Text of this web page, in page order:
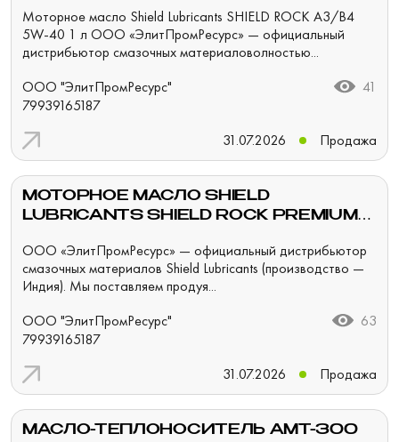
Моторное масло Shield Lubricants SHIELD ROCK A3/B4
5W-40 1 л ООО «ЭлитПромРесурс» — официальный
дистрибьютор смазочных материаловолностью...
ООО "ЭлитПромРесурс"
79939165187
41
31.07.2026 Продажа
МОТОРНОЕ МАСЛО SHIELD
LUBRICANTS SHIELD ROCK PREMIUM
ООО «ЭлитПромРесурс» — официальный дистрибьютор
смазочных материалов Shield Lubricants (производство —
Индия). Мы поставляем продуя...
ООО "ЭлитПромРесурс"
79939165187
63
31.07.2026 Продажа
МАСЛО-ТЕПЛОНОСИТЕЛЬ АМТ-300